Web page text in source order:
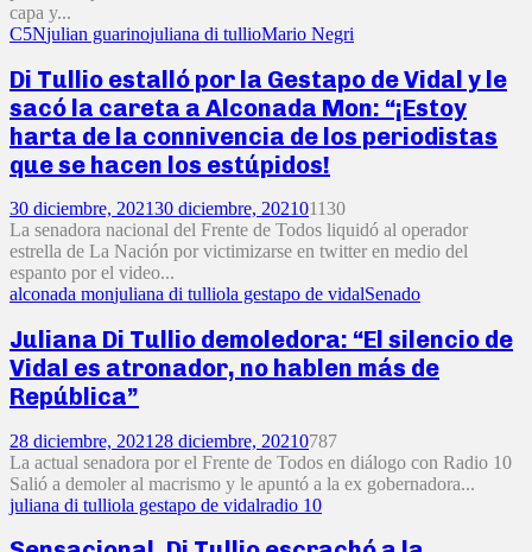
capa y...
C5Njulian guarinojuliana di tullioMario Negri
Di Tullio estalló por la Gestapo de Vidal y le
sacó la careta a Alconada Mon: “¡Estoy
harta de la connivencia de los periodistas
que se hacen los estúpidos!
30 diciembre, 202130 diciembre, 202101130
La senadora nacional del Frente de Todos liquidó al operador
estrella de La Nación por victimizarse en twitter en medio del
espanto por el video...
alconada monjuliana di tulliola gestapo de vidalSenado
Juliana Di Tullio demoledora: “El silencio de
Vidal es atronador, no hablen más de
República”
28 diciembre, 2021 28 diciembre, 20210787
La actual senadora por el Frente de Todos en diálogo con Radio 10
Salió a demoler al macrismo y le apuntó a la ex gobernadora...
juliana di tulliola gestapo de vidalradio 10